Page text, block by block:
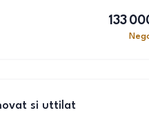
133
si uttilat